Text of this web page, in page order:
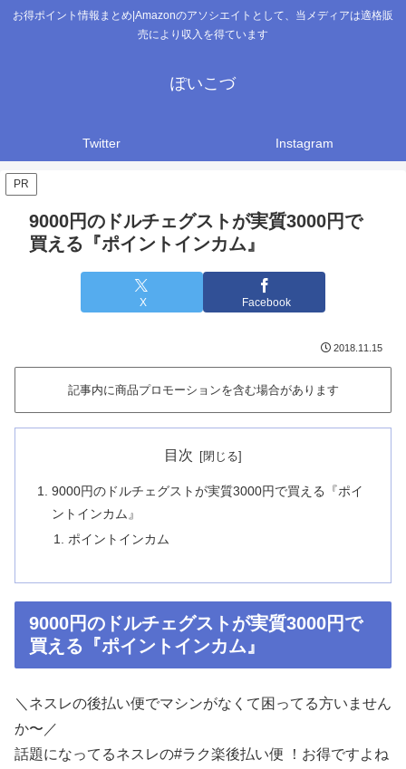
お得ポイント情報まとめ|Amazonのアソシエイトとして、当メディアは適格販
売により収入を得ています
ぽいこづ
Twitter Instagram
PR
9000円のドルチェグストが実質3000円で
買える『ポイントインカム』
X Facebook
2018.11.15
記事内に商品プロモーションを含む場合があります
目次
9000円のドルチェグストが実質3000円で買える『ポイ
ントインカム』
ポイントインカム
9000円のドルチェグストが実質3000円で
買える『ポイントインカム』
＼ネスレの後払い便でマシンがなくて困ってる方いません
か〜／
話題になってるネスレの#ラク楽後払い便 ！お得ですよね